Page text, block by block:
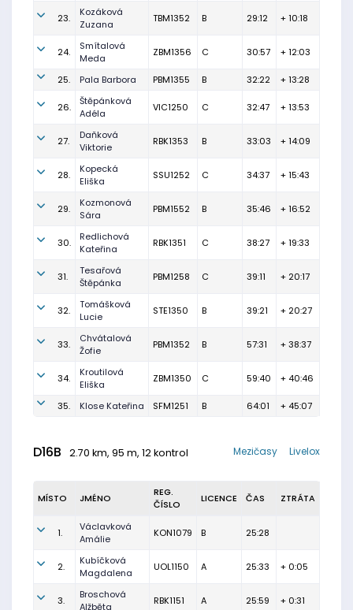
23.
Kozáková
Zuzana
TBM1352 B 29:12 + 10:18
24.
Smítalová
Meda
ZBM1356 C 30:57 + 12:03
25. Pala Barbora PBM1355 B 32:22 + 13:28
26.
Štěpánková
Adéla
VIC1250 C 32:47 + 13:53
27.
Daňková
Viktorie
RBK1353 B 33:03 + 14:09
28.
Kopecká
Eliška
SSU1252 C 34:37 + 15:43
29.
Kozmonová
Sára
PBM1552 B 35:46 + 16:52
30.
Redlichová
Kateřina
RBK1351 C 38:27 + 19:33
31.
Tesařová
Štěpánka
PBM1258 C 39:11 + 20:17
32.
Tomášková
Lucie
STE1350 B 39:21 + 20:27
33.
Chvátalová
Žofie
PBM1352 B 57:31 + 38:37
34.
Kroutilová
Eliška
ZBM1350 C 59:40 + 40:46
35. Klose Kateřina SFM1251 B 64:01 + 45:07
D16B 2.70 km, 95 m, 12 kontrol Livelox
Mezičasy
MÍSTO JMÉNO
REG.
ČÍSLO
LICENCE ČAS ZTRÁTA
1.
Václavková
Amálie
KON1079 B 25:28
2.
Kubíčková
Magdalena
UOL1150 A 25:33 + 0:05
3.
Broschová
Alžběta
RBK1151 A 25:59 + 0:31